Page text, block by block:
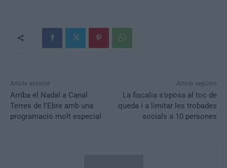
Article anterior
Arriba el Nadal a Canal
Terres de l’Ebre amb una
programació molt especial
Article següent
La fiscalia s’oposa al toc de
queda i a limitar les trobades
socials a 10 persones